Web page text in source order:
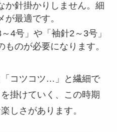
か針掛かりしません。細
が最適です。
4号」や「袖針2～3号」
のが必要になります。
コツコツ…」と繊細で
掛けていく、この時期
しさがあります。